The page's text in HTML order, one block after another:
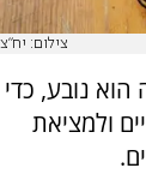
צילום: יח"צ
נובע, כדי
ולמציאת